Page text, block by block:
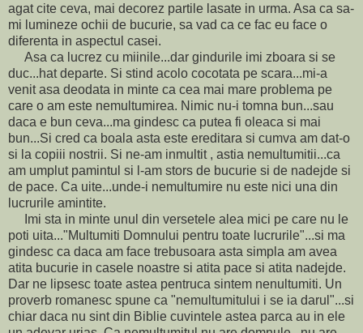
agat cite ceva, mai decorez partile lasate in urma. Asa ca sa-
mi lumineze ochii de bucurie, sa vad ca ce fac eu face o
diferenta in aspectul casei.
Asa ca lucrez cu miinile...dar gindurile imi zboara si se
duc...hat departe. Si stind acolo cocotata pe scara...mi-a
venit asa deodata in minte ca cea mai mare problema pe
care o am este nemultumirea. Nimic nu-i tomna bun...sau
daca e bun ceva...ma gindesc ca putea fi oleaca si mai
bun...Si cred ca boala asta este ereditara si cumva am dat-o
si la copiii nostrii. Si ne-am inmultit , astia nemultumitii...ca
am umplut pamintul si l-am stors de bucurie si de nadejde si
de pace. Ca uite...unde-i nemultumire nu este nici una din
lucrurile amintite.
Imi sta in minte unul din versetele alea mici pe care nu le
poti uita..."Multumiti Domnului pentru toate lucrurile"...si ma
gindesc ca daca am face trebusoara asta simpla am avea
atita bucurie in casele noastre si atita pace si atita nadejde.
Dar ne lipsesc toate astea pentruca sintem nenultumiti. Un
proverb romanesc spune ca "nemultumitului i se ia darul"...si
chiar daca nu sint din Biblie cuvintele astea parca au in ele